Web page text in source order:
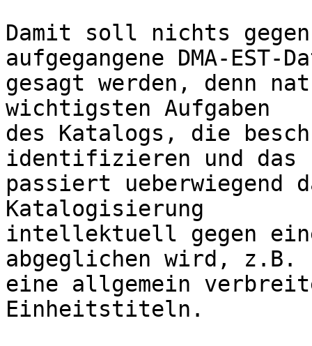
Damit soll nichts
aufgegangene DMA-EST-
gesagt werden, denn
wichtigsten Aufgaben
des Katalogs, die
identifizieren und das
passiert ueberwiegend
Katalogisierung
intellektuell gegen
abgeglichen wird, z.B.
eine allgemein
Einheitstiteln.